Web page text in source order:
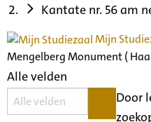
Kantate nr. 56 am
Mijn
Mengelberg Monument (
Alle velden
Door